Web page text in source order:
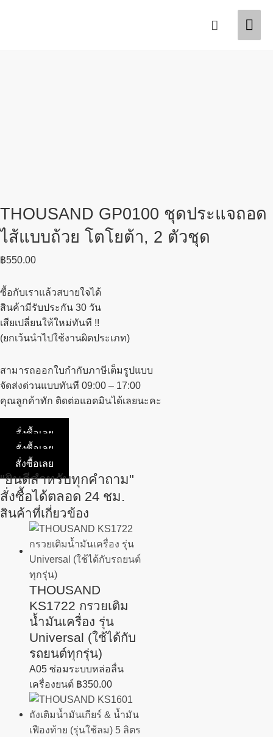
Search
THOUSAND GP0100 ชุดประแจถอด
ไส้แบบถ้วย โตโยต้า, 2 ตัวชุด
฿550.00
ซื้อกับเราแล้วสบายใจได้
สินค้ามีรับประกัน 30 วัน
เสียเปลี่ยนให้ใหม่ทันที !!
(ยกเว้นนำไปใช้งานผิดประเภท)
สามารถออกใบกำกับภาษีเต็มรูปแบบ
จัดส่งด่วนแบบทันที 09:00 – 17:00
คุณลูกค้าทัก ติดต่อแอดมินได้เลยนะคะ
สั่งซื้อเลย
สั่งซื้อเลย
สั่งซื้อเลย
"ยินดีสำหรับทุกคำถาม"
สั่งซื้อได้ตลอด 24 ชม.
สินค้าที่เกี่ยวข้อง
THOUSAND
KS1722 กรวยเติม
น้ำมันเครื่อง รุ่น
Universal (ใช้ได้กับ
รถยนต์ทุกรุ่น)
A05 ซ่อมระบบหล่อลื่น
เครื่องยนต์ ฿350.00